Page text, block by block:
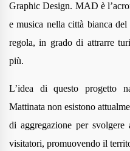
Graphic Design. MAD è
e musica nella città bianca
regola, in grado di attrarre
più.
L’idea di questo progetto
Mattinata non esistono
di aggregazione per
visitatori, promuovendo il